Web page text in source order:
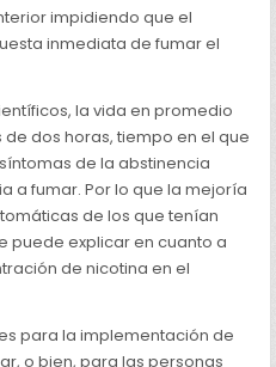
impidiendo que el
inmediata de fumar el
la vida en promedio
dos horas, tiempo en el que
de la abstinencia
a fumar. Por lo que la mejoría
de los que tenían
puede explicar en cuanto a
de nicotina en el
para la implementación de
o bien, para las personas